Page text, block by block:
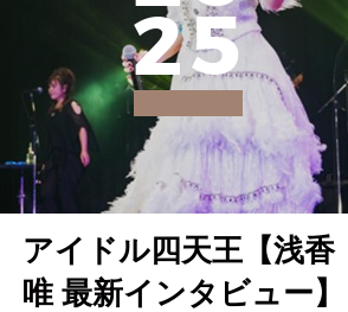
25
アイドル四天王【浅香
唯 最新インタビュー】